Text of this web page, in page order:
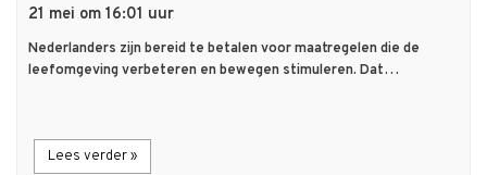
21 mei om 16:01 uur
Nederlanders zijn bereid te betalen voor maatregelen die de
leefomgeving verbeteren en bewegen stimuleren. Dat…
Lees verder »